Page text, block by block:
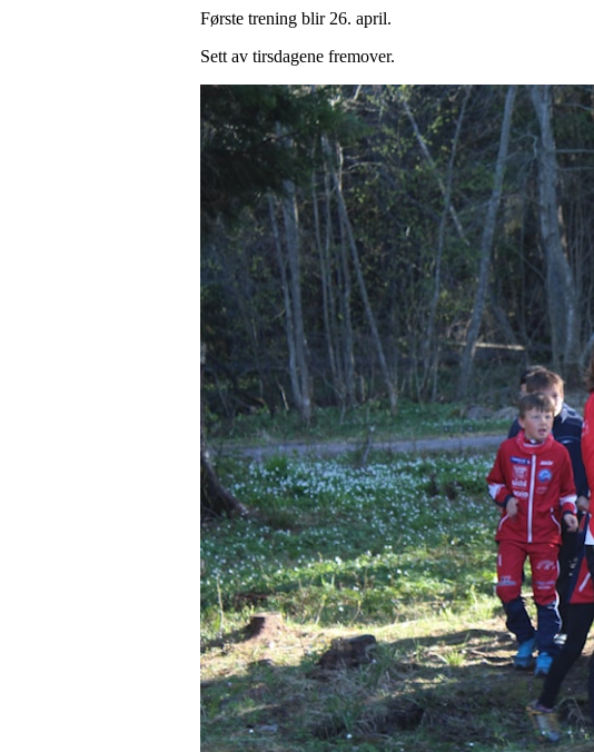
Første trening blir 26. april.
Sett av tirsdagene fremover.